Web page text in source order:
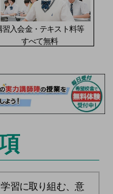
習入会金・テキスト料等
すべて無料
習に取り組む、意